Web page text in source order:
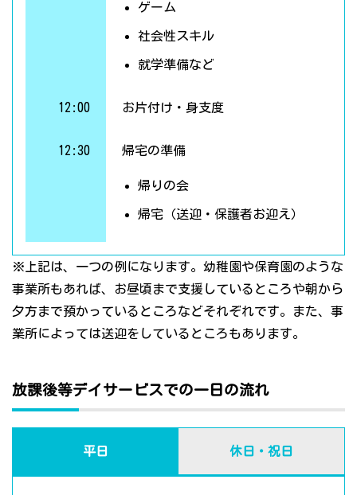
ゲーム
社会性スキル
就学準備など
12:00 お片付け・身支度
12:30 帰宅の準備
帰りの会
帰宅（送迎・保護者お迎え）
※上記は、一つの例になります。幼稚園や保育園のような
事業所もあれば、お昼頃まで支援しているところや朝から
夕方まで預かっているところなどそれぞれです。また、事
業所によっては送迎をしているところもあります。
放課後等デイサービスでの一日の流れ
平日 休日・祝日